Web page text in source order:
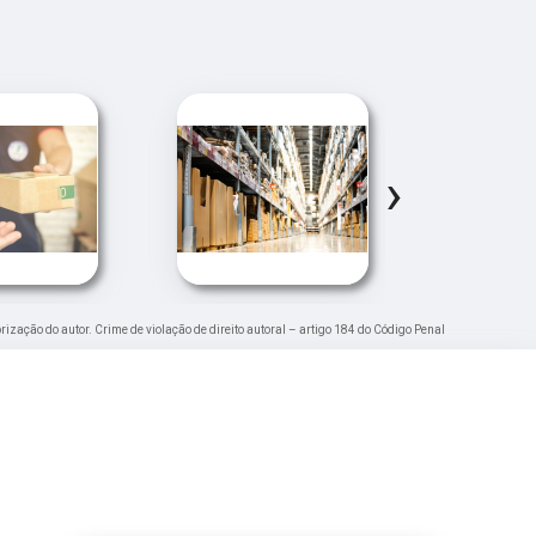
›
do autor. Crime de violação de direito autoral – artigo 184 do Código Penal